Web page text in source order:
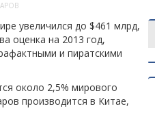
увеличился до $461 млрд,
оценка на 2013 год,
и пиратскими
около 2,5% мирового
производится в Китае,